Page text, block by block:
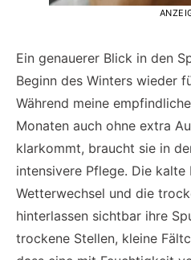
Ein genauerer Blick in den
Beginn des Winters wieder
Während meine
Monaten auch ohne extra
klarkommt, braucht sie in
intensivere Pflege. Die
Wetterwechsel und die
hinterlassen sichtbar ihre
trockene Stellen, kleine